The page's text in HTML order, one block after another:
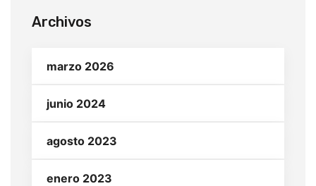
Archivos
marzo 2026
junio 2024
agosto 2023
enero 2023